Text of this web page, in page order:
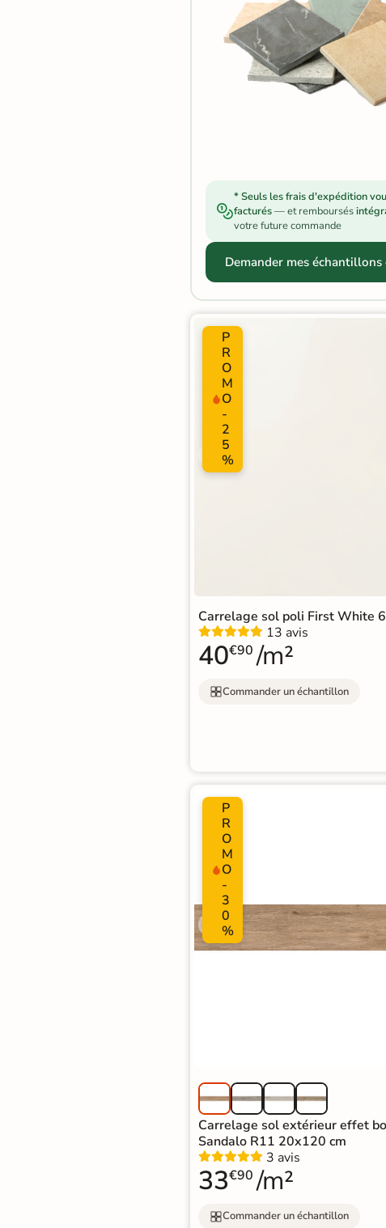
* Seuls les frais d'expédition
facturés— et remboursés
votre future commande
Demander mes
P
R
O
M
O
-
2
5
%
Carrelage sol poli First White
13 avis
40€90 /m²
Commander un échantillon
P
R
O
M
O
-
3
0
%
Carrelage sol extérieur effet
Sandalo R11 20x120 cm
3 avis
33€90 /m²
Commander un échantillon